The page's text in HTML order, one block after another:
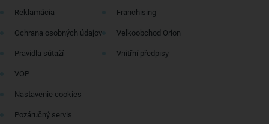
Reklamácia
Ochrana osobných údajov
Pravidla sútaží
VOP
Nastavenie cookies
Pozáručný servis
Franchising
Velkoobchod Orion
Vnitřní předpisy